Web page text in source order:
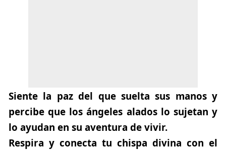
Siente la paz del que suelta sus manos y
percibe que los ángeles alados lo sujetan y
lo ayudan en su aventura de vivir.
Respira y conecta tu chispa divina con el